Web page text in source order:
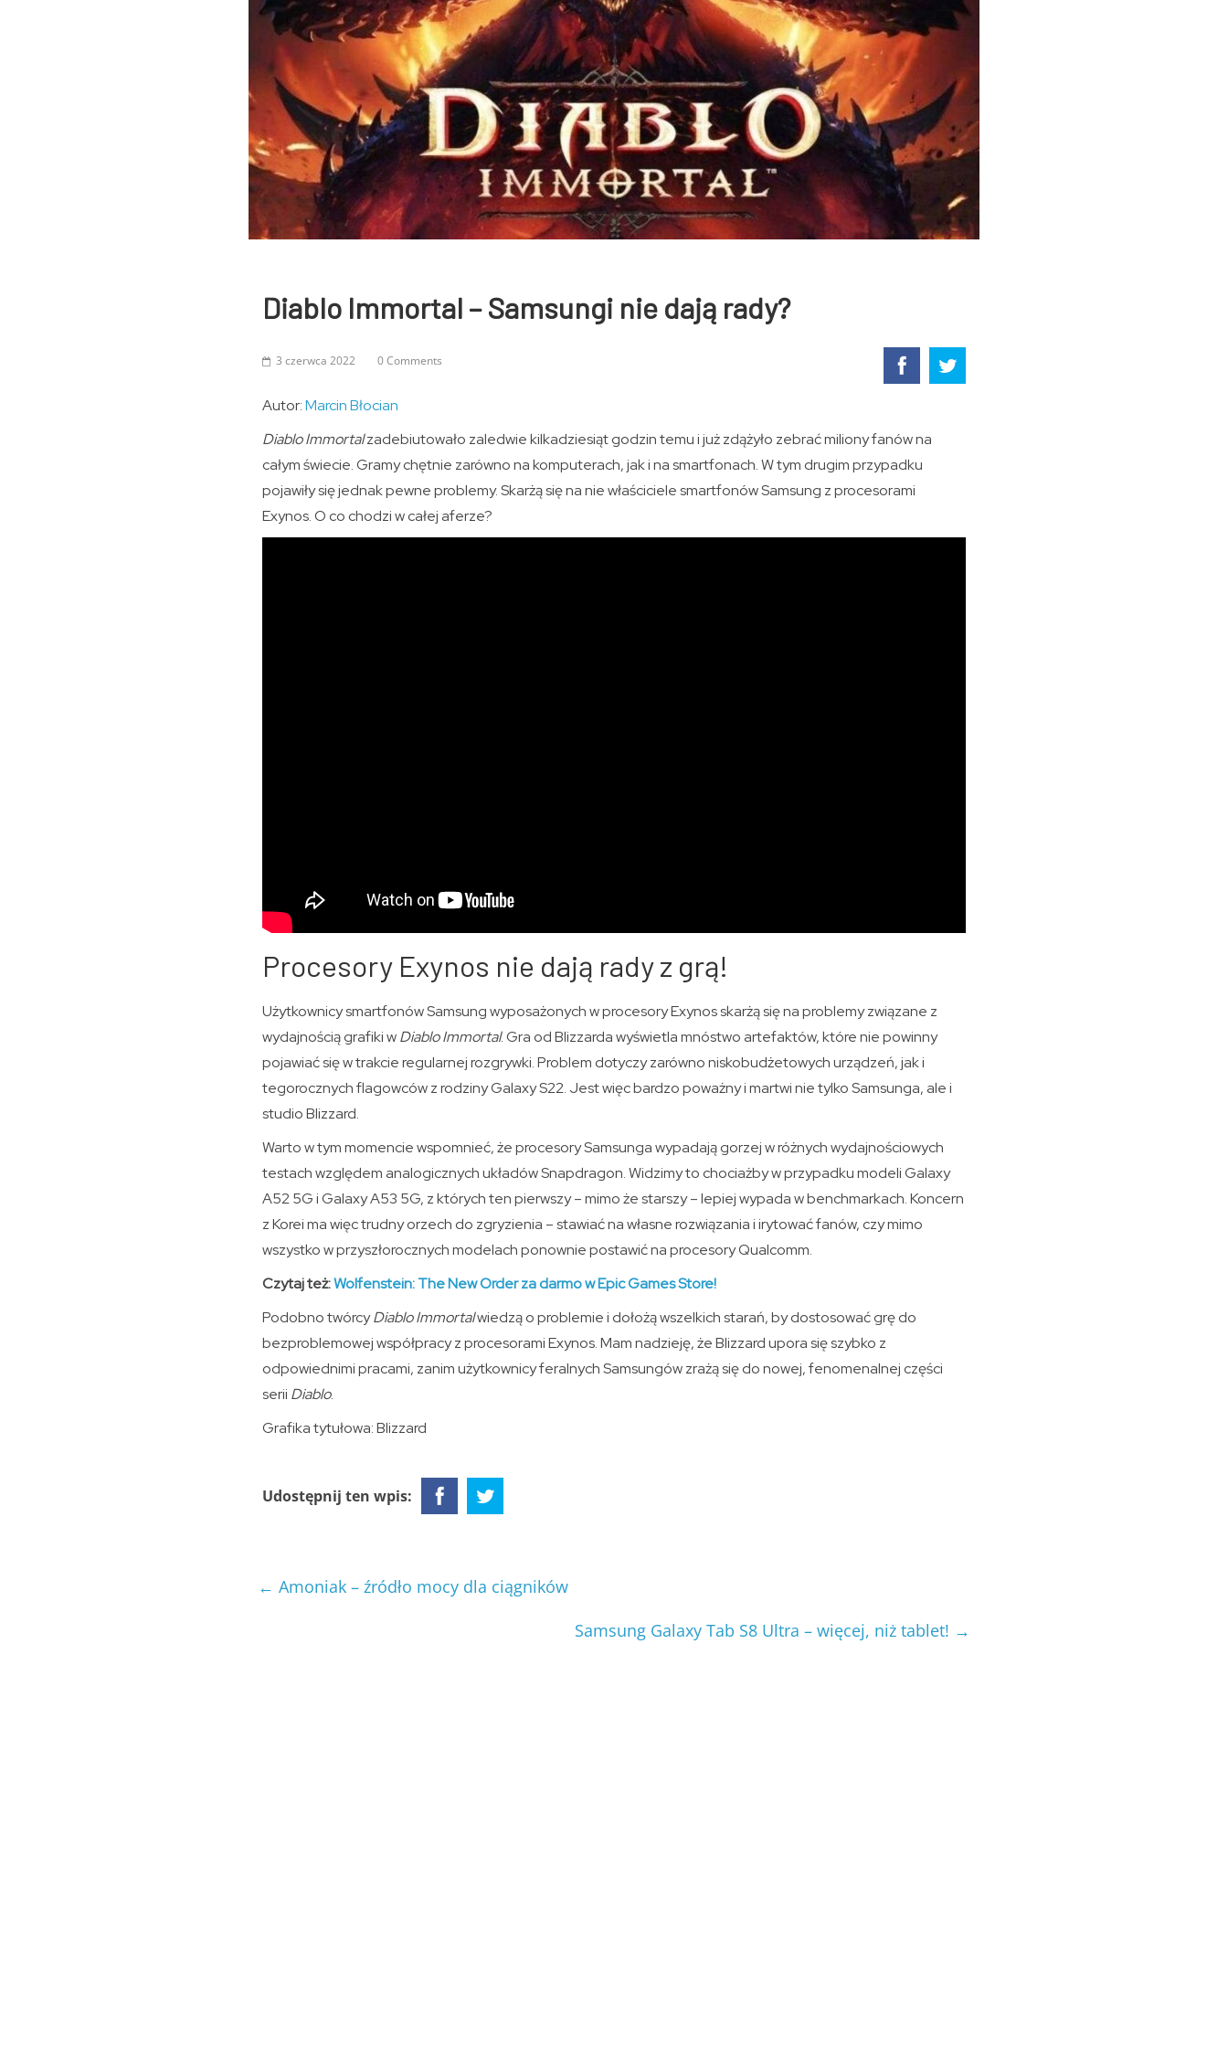
Diablo Immortal – Samsungi nie dają rady?
3 czerwca 2022 0 Comments
Autor:Marcin Błocian
Diablo Immortalzadebiutowało zaledwie kilkadziesiąt godzin temu i już zdążyło zebrać miliony fanów na
całym świecie. Gramy chętnie zarówno na komputerach, jak i na smartfonach. W tym drugim przypadku
pojawiły się jednak pewne problemy. Skarżą się na nie właściciele smartfonów Samsung z procesorami
Exynos. O co chodzi w całej aferze?
Procesory Exynos nie dają rady z grą!
Użytkownicy smartfonów Samsung wyposażonych w procesory Exynos skarżą się na problemy związane z
wydajnością grafiki wDiablo Immortal. Gra od Blizzarda wyświetla mnóstwo artefaktów, które nie powinny
pojawiać się w trakcie regularnej rozgrywki. Problem dotyczy zarówno niskobudżetowych urządzeń, jak i
tegorocznych flagowców z rodziny Galaxy S22. Jest więc bardzo poważny i martwi nie tylko Samsunga, ale i
studio Blizzard.
Warto w tym momencie wspomnieć, że procesory Samsunga wypadają gorzej w różnych wydajnościowych
testach względem analogicznych układów Snapdragon. Widzimy to chociażby w przypadku modeli Galaxy
A52 5G i Galaxy A53 5G, z których ten pierwszy – mimo że starszy – lepiej wypada w benchmarkach. Koncern
z Korei ma więc trudny orzech do zgryzienia – stawiać na własne rozwiązania i irytować fanów, czy mimo
wszystko w przyszłorocznych modelach ponownie postawić na procesory Qualcomm.
Czytaj też:Wolfenstein: The New Order za darmo w Epic Games Store!
Podobno twórcyDiablo Immortalwiedzą o problemie i dołożą wszelkich starań, by dostosować grę do
bezproblemowej współpracy z procesorami Exynos. Mam nadzieję, że Blizzard upora się szybko z
odpowiednimi pracami, zanim użytkownicy feralnych Samsungów zrażą się do nowej, fenomenalnej części
serii Diablo.
Grafika tytułowa: Blizzard
Udostępnij ten wpis:
← Amoniak – źródło mocy dla ciągników
Samsung Galaxy Tab S8 Ultra – więcej, niż tablet! →